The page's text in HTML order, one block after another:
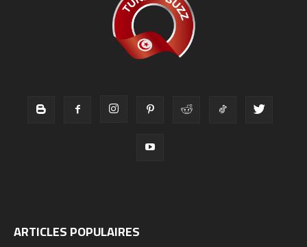
ARTICLES POPULAIRES